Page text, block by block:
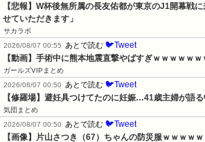
【悲報】W杯後無所属の長友佑都が東京のJ1開幕戦
せていただきます」
サカラボ
2026/08/07 00:55
あとで読む 🐦Tweet
【動画】手術中に熊本地震直撃やばすぎｗｗｗｗｗｗ
ガールズVIPまとめ
2026/08/07 00:50
あとで読む 🐦Tweet
【修羅場】避妊具つけてたのに妊娠…41歳主婦が語
気団まとめ
2026/08/07 00:50
あとで読む 🐦Tweet
【画像】片山さつき（67）ちゃんの防災服ｗｗｗｗ